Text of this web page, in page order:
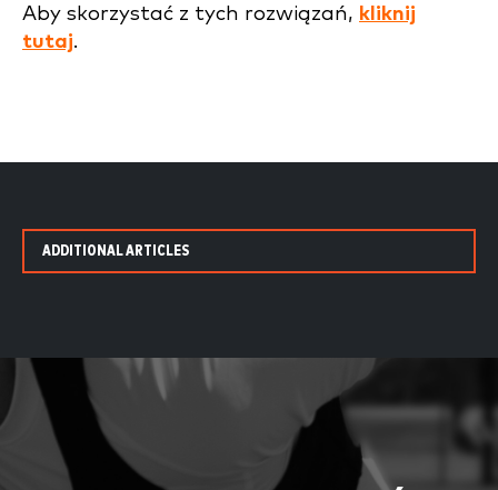
Aby skorzystać z tych rozwiązań, kliknij
tutaj.
ADDITIONAL ARTICLES